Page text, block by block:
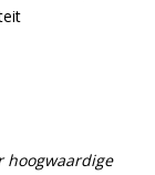
hoogwaardige